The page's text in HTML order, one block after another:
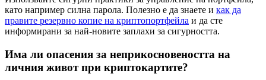
като например силна парола. Полезно е да знаете и как да
правите резервно копие на криптопортфейла и да сте
информирани за най-новите заплахи за сигурността.
Има ли опасения за неприкосновеността на
личния живот при криптокартите?